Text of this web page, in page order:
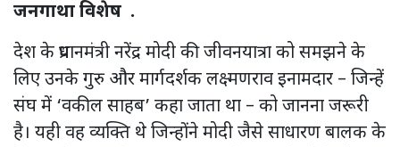
जनगाथा विशेष .
देश के प्रधानमंत्री नरेंद्र मोदी की जीवनयात्रा को समझने के
लिए उनके गुरु और मार्गदर्शक लक्ष्मणराव इनामदार – जिन्हें
संघ में ‘वकील साहब’ कहा जाता था – को जानना जरूरी
है। यही वह व्यक्ति थे जिन्होंने मोदी जैसे साधारण बालक के